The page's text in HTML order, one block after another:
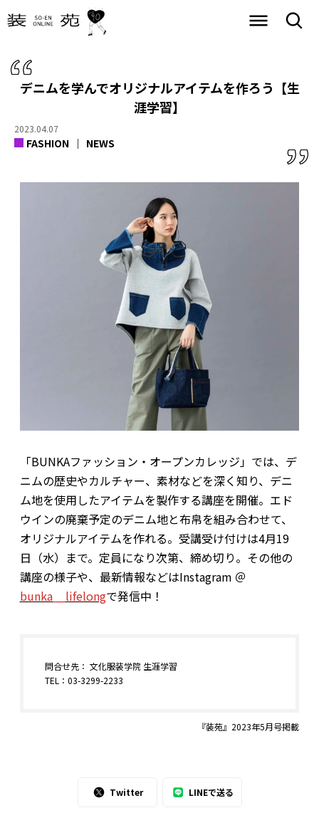
デニムを学んでオリジナルアイテムを作ろう【生
涯学習】
2023.04.07
FASHION NEWS
「BUNKAファッション・オープンカレッジ」では、デ
ニムの歴史やカルチャー、素材などを深く知り、デニ
ム地を使用したアイテムを製作する講座を開催。エド
ウインの廃棄予定のデニム地と布帛を組み合わせて、
オリジナルアイテムを作れる。受講受け付けは4月19
日（水）まで。定員になり次第、締め切り。その他の
講座の様子や、最新情報などはInstagram ＠
bunka__lifelongで発信中！
問合せ先： 文化服装学院 生涯学習
TEL：03-3299-2233
『装苑』2023年5月号掲載
Twitter LINEで送る